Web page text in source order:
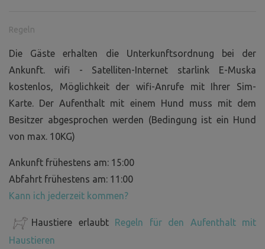
Regeln
Die Gäste erhalten die Unterkunftsordnung bei der
Ankunft. wifi - Satelliten-Internet starlink E-Muska
kostenlos, Möglichkeit der wifi-Anrufe mit Ihrer Sim-
Karte. Der Aufenthalt mit einem Hund muss mit dem
Besitzer abgesprochen werden (Bedingung ist ein Hund
von max. 10KG)
Ankunft frühestens am: 15:00
Abfahrt frühestens am: 11:00
Kann ich jederzeit kommen?
Haustiere erlaubt Regeln für den Aufenthalt mit
Haustieren